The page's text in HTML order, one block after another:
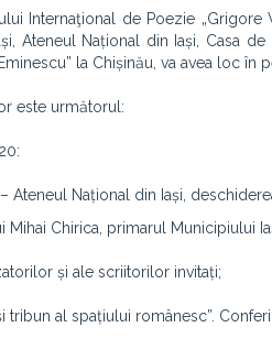
Internaţional de Poezie „Grigore
Ateneul Național din Iași, Casa
la Chișinău, va avea loc
este următorul:
Ateneul Național din Iași,
Chirica, primarul Municipiului
și ale scriitorilor invitați;
tribun al spațiului românesc”.